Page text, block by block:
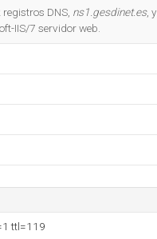
DNS, ns1.gesdinet.es, y
IIS/7 servidor web.
ttl=119